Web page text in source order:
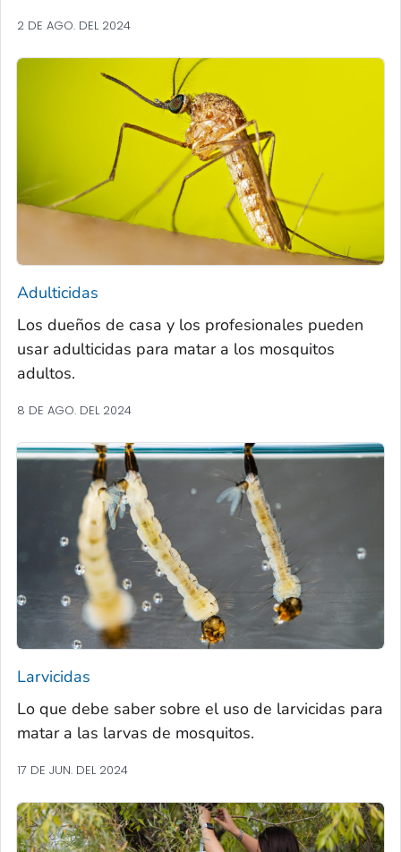
2 DE AGO. DEL 2024
Adulticidas
Los dueños de casa y los profesionales pueden
usar adulticidas para matar a los mosquitos
adultos.
8 DE AGO. DEL 2024
Larvicidas
Lo que debe saber sobre el uso de larvicidas para
matar a las larvas de mosquitos.
17 DE JUN. DEL 2024